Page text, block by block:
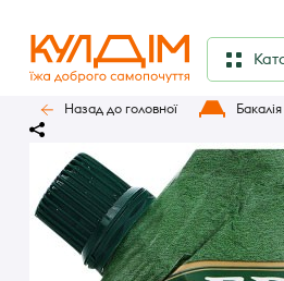
Назад до головної Бакалія